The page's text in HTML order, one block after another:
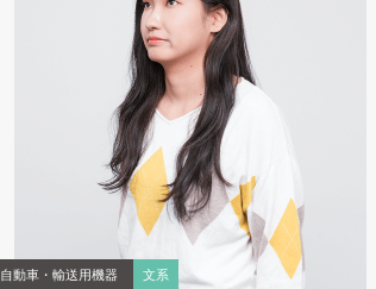
自動車・輸送用機器 文系